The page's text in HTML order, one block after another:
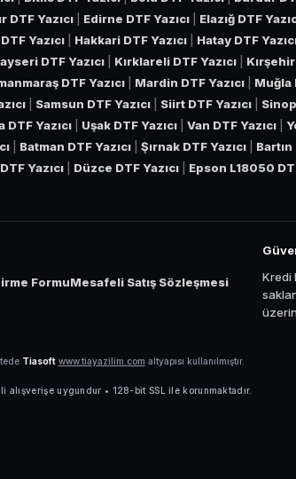
DTF Yazıcı Edirne DTF Yazıcı Elazığ DTF
Yazıcı Hakkari DTF Yazıcı Hatay DTF
DTF Yazıcı Kırklareli DTF Yazıcı Kırşehir
DTF Yazıcı Mardin DTF Yazıcı Muğla
Samsun DTF Yazıcı Siirt DTF Yazıcı Sinop
DTF Yazıcı Uşak DTF Yazıcı Van DTF Yazıcı
Batman DTF Yazıcı Şırnak DTF Yazıcı Bartın
Yazıcı Düzce DTF Yazıcı Epson L18050
FormuMesafeli Satış Sözleşmesi
Kredi
Tiasoft www.tiayazilim.com altyapısı kullanılmıştır.
alışverişe uygundur • 128-bit SSL ile korunmaktadır.